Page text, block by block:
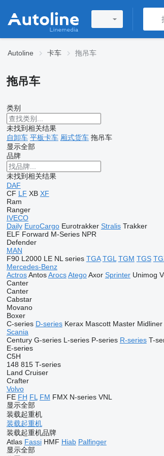
Autoline 卡车 拖吊车
拖吊车
类别
未找到相关结果
自卸车 平板卡车 厢式货车 拖吊车
显示全部
品牌
未找到相关结果
DAF
CF LF XB XF
Ram
Ranger
IVECO
Daily EuroCargo Eurotrakker Stralis Trakker
ELF Forward M-Series NPR
Defender
MAN
F90 L2000 LE NL series TGA TGL TGM TGS
Mercedes-Benz
Actros Antos Arocs Atego Axor Sprinter Unimog
Canter
Canter
Cabstar
Movano
Boxer
C-series D-series Kerax Mascott Master Midliner
Scania
Century G-series L-series P-series R-series T-
E-series
C5H
148 815 T-series
Land Cruiser
Crafter
Volvo
FE FH FL FM FMX N-series VNL
显示全部
装载起重机
装载起重机
装载起重机品牌
Atlas Fassi HMF Hiab Palfinger
显示全部